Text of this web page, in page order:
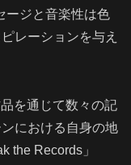
ージと音楽性は色
レーションを与え
を通じて数々の記
における自身の地
the Records」